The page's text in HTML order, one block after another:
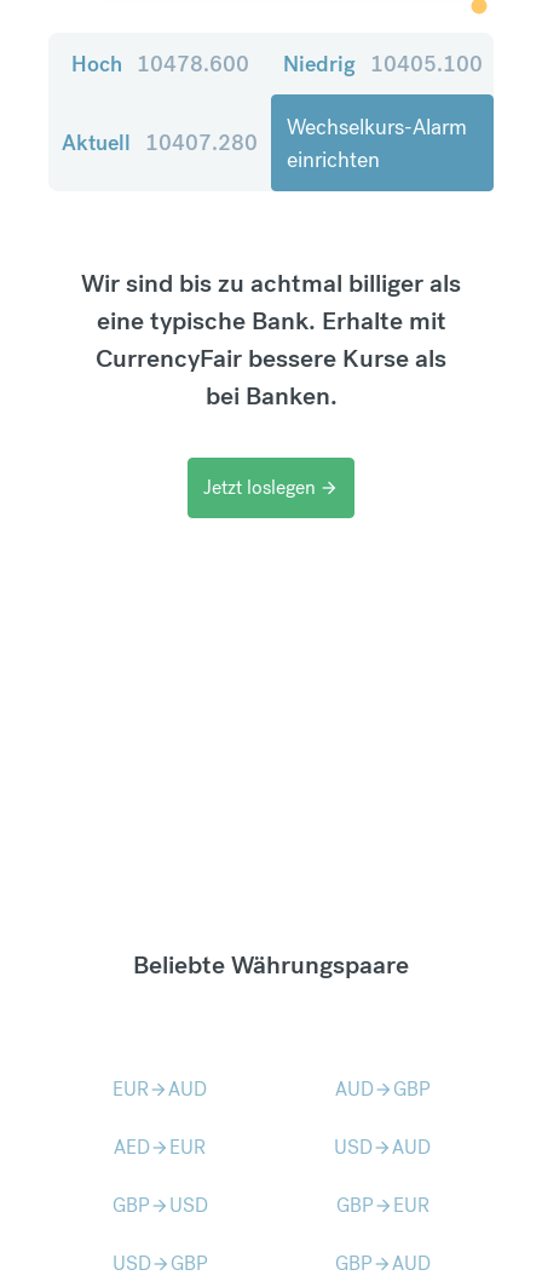
Hoch 10478.600 Niedrig 10405.100
Aktuell 10407.280
Wechselkurs-Alarm
einrichten
Wir sind bis zu achtmal billiger als
eine typische Bank. Erhalte mit
CurrencyFair bessere Kurse als
bei Banken.
Jetzt loslegen arrow_forward
Beliebte Währungspaare
EURarrow_forwardAUD AUDarrow_forward GBP
AEDarrow_forward EUR USDarrow_forwardAUD
GBParrow_forward USD GBParrow_forward EUR
USDarrow_forward GBP GBParrow_forwardAUD